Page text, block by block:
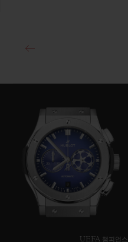
UEFA 챔피언스